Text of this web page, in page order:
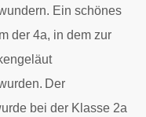
Ein schönes
der 4a, in dem zur
Der
bei der Klasse 2a